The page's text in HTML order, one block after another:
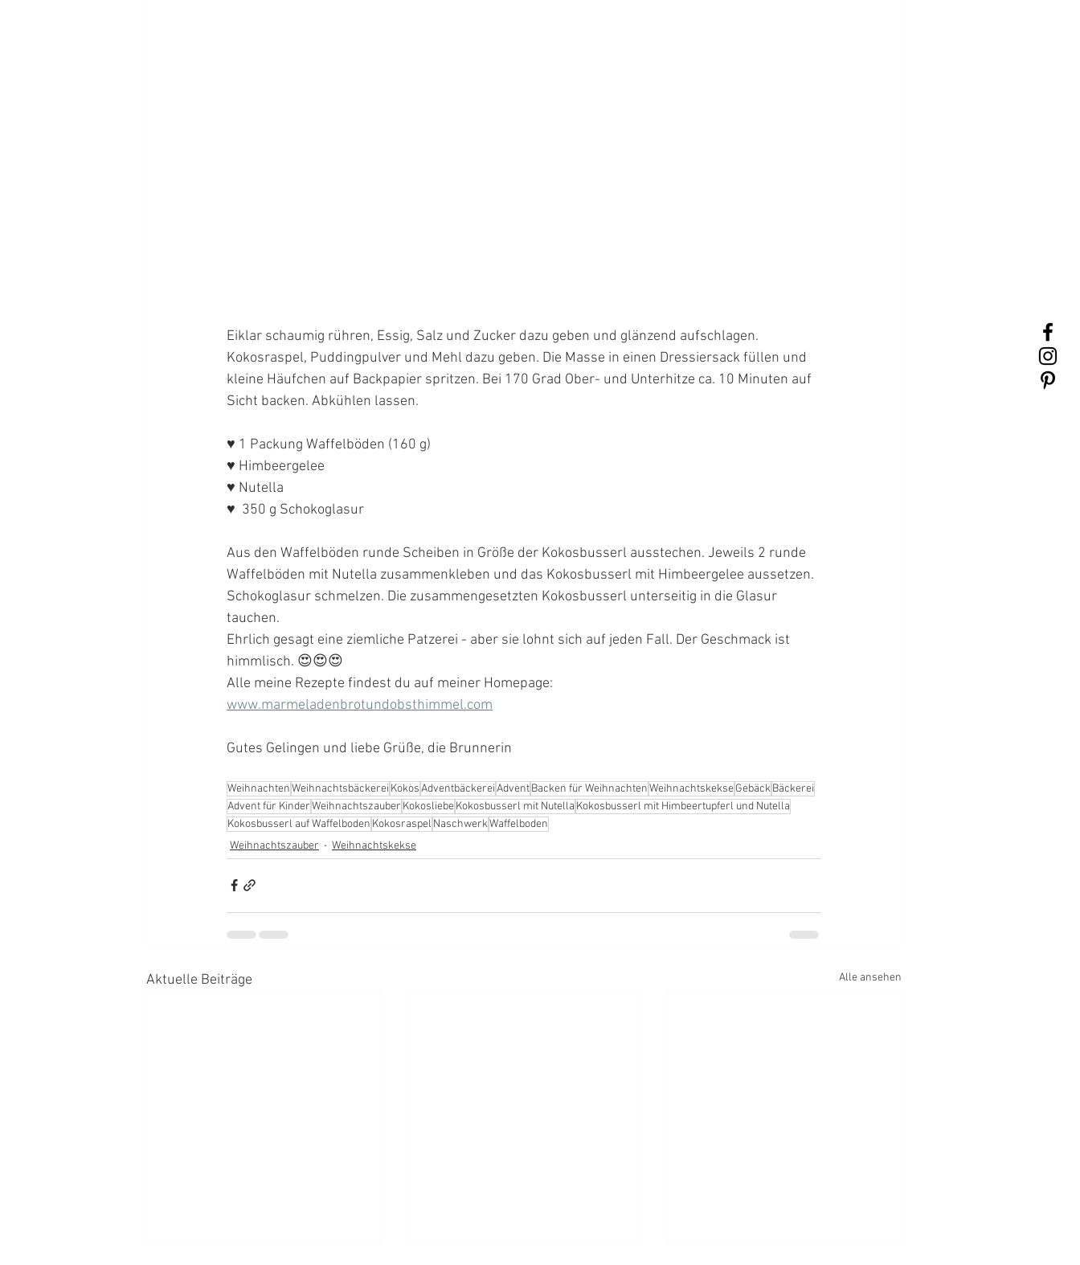
Eiklar schaumig rühren, Essig, Salz und Zucker dazu geben und glänzend aufschlagen.
Kokosraspel, Puddingpulver und Mehl dazu geben. Die Masse in einen Dressiersack füllen und
kleine Häufchen auf Backpapier spritzen. Bei 170 Grad Ober- und Unterhitze ca. 10 Minuten auf
Sicht backen. Abkühlen lassen.
♥ 1 Packung Waffelböden (160 g)
♥ Himbeergelee
♥ Nutella
♥  350 g Schokoglasur
Aus den Waffelböden runde Scheiben in Größe der Kokosbusserl ausstechen. Jeweils 2 runde
Waffelböden mit Nutella zusammenkleben und das Kokosbusserl mit Himbeergelee aussetzen.
Schokoglasur schmelzen. Die zusammengesetzten Kokosbusserl unterseitig in die Glasur
tauchen.
Ehrlich gesagt eine ziemliche Patzerei - aber sie lohnt sich auf jeden Fall. Der Geschmack ist
himmlisch. 😍😍😍
Alle meine Rezepte findest du auf meiner Homepage:
www.marmeladenbrotundobsthimmel.com
Gutes Gelingen und liebe Grüße, die Brunnerin
WeihnachtenWeihnachtsbäckerei KokosAdventbäckereiAdventBacken für WeihnachtenWeihnachtskekseGebäckBäckerei
Advent für KinderWeihnachtszauber KokosliebeKokosbusserl mit Nutella Kokosbusserl mit Himbeertupferl und Nutella
Kokosbusserl auf Waffelboden Kokosraspel NaschwerkWaffelboden
Weihnachtszauber
Weihnachtskekse
Aktuelle Beiträge Alle ansehen